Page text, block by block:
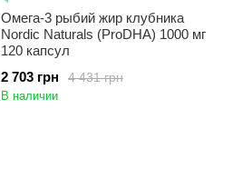
Омега-3 рыбий жир клубника
Nordic Naturals (ProDHA) 1000 мг
120 капсул
4 431 грн
2 703 грн
В наличии